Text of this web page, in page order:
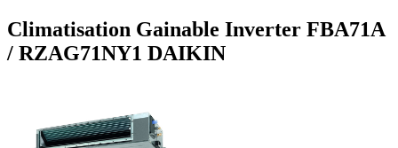
Climatisation Gainable Inverter FBA71A
/ RZAG71NY1 DAIKIN